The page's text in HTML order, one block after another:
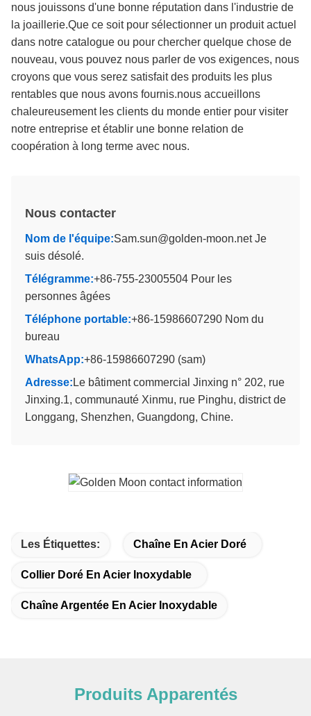
nous jouissons d'une bonne réputation dans l'industrie de
la joaillerie.Que ce soit pour sélectionner un produit actuel
dans notre catalogue ou pour chercher quelque chose de
nouveau, vous pouvez nous parler de vos exigences, nous
croyons que vous serez satisfait des produits les plus
rentables que nous avons fournis.nous accueillons
chaleureusement les clients du monde entier pour visiter
notre entreprise et établir une bonne relation de
coopération à long terme avec nous.
Nous contacter
Nom de l'équipe:Sam.sun@golden-moon.net Je
suis désolé.
Télégramme:+86-755-23005504 Pour les
personnes âgées
Téléphone portable:+86-15986607290 Nom du
bureau
WhatsApp:+86-15986607290 (sam)
Adresse:Le bâtiment commercial Jinxing n° 202, rue
Jinxing.1, communauté Xinmu, rue Pinghu, district de
Longgang, Shenzhen, Guangdong, Chine.
Les Étiquettes: Chaîne En Acier Doré
Collier Doré En Acier Inoxydable
Chaîne Argentée En Acier Inoxydable
Produits Apparentés